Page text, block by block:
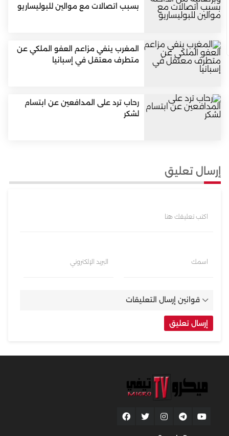
بسبب اتصالات مع موالين للبوليساريو
المغرب ينفي مزاعم العفو الملكي عن
متطرف معتقل في إسبانيا
رحاب ترد على المدافعين عن ابتسام
لشكر
إرسال تعليق
اكتب تعليقك هنا
اسمك البريد الإلكتروني
قوانين إرسال التعليقات